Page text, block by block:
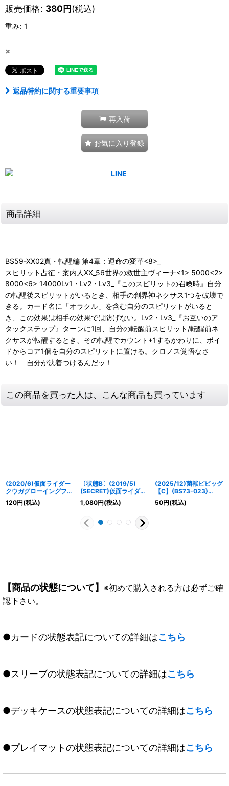
販売価格: 380円(税込)
重み: 1
×
返品特約に関する重要事項
再入荷
お気に入り登録
商品詳細
BS59-XX02真・転醒編 第4章：運命の変革<8>_
スピリット占征・案内人XX_56世界の救世主ヴィーナ<1> 5000<2>
8000<6> 14000Lv1・Lv2・Lv3_『このスピリットの召喚時』自分
の転醒後スピリットがいるとき、相手の創界神ネクサス1つを破壊で
きる。カード名に「オラクル」を含む自分のスピリットがいると
き、この効果は相手の効果では防げない。Lv2・Lv3_『お互いのア
タックステップ』ターンに1回、自分の転醒前スピリット/転醒前ネ
クサスが転醒するとき、その転醒でカウント+1するかわりに、ボイ
ドからコア1個を自分のスピリットに置ける。クロノス覚悟なさ
い！ 自分が決着つけるんだッ！
この商品を買った人は、こんな商品も買っています
(2020/6)仮面ライダー
クウガグローイングフォ
ーム(CB12収録)【C】
{CB04-002}《赤》
120円(税込)
〔状態B〕(2019/5)
(SECRET)仮面ライダー
オーズプトティラコンボ
【X-SEC】{CB08-
1,080円(税込)
(2025/12)菌獣ピピッグ
【C】{BS73-023}
《緑》
50円(税込)
【商品の状態について】 ※初めて購入される方は必ずご確
認下さい。
●カードの状態表記についての詳細はこちら
●スリーブの状態表記についての詳細はこちら
●デッキケースの状態表記についての詳細はこちら
●プレイマットの状態表記についての詳細はこちら